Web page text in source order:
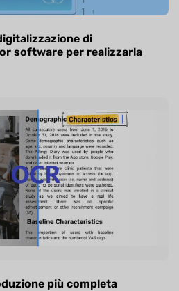
di
software per realizzarla
più completa